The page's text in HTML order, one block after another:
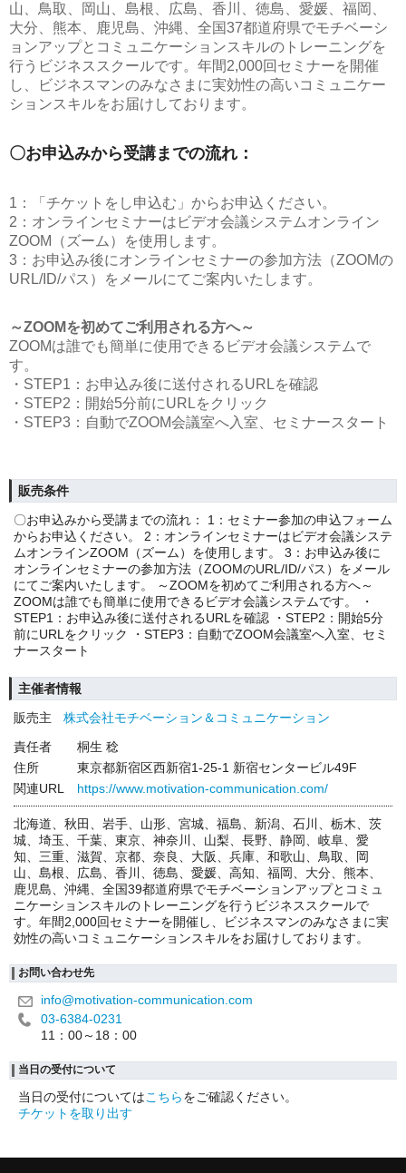
山、鳥取、岡山、島根、広島、香川、徳島、愛媛、福岡、
大分、熊本、鹿児島、沖縄、全国37都道府県でモチベーシ
ョンアップとコミュニケーションスキルのトレーニングを
行うビジネススクールです。年間2,000回セミナーを開催
し、ビジネスマンのみなさまに実効性の高いコミュニケー
ションスキルをお届けしております。
〇お申込みから受講までの流れ：
1：「チケットをし申込む」からお申込ください。
2：オンラインセミナーはビデオ会議システムオンライン
ZOOM（ズーム）を使用します。
3：お申込み後にオンラインセミナーの参加方法（ZOOMの
URL/ID/パス）をメールにてご案内いたします。
～ZOOMを初めてご利用される方へ～
ZOOMは誰でも簡単に使用できるビデオ会議システムで
す。
・STEP1：お申込み後に送付されるURLを確認
・STEP2：開始5分前にURLをクリック
・STEP3：自動でZOOM会議室へ入室、セミナースタート
販売条件
〇お申込みから受講までの流れ： 1：セミナー参加の申込フォーム
からお申込ください。 2：オンラインセミナーはビデオ会議システ
ムオンラインZOOM（ズーム）を使用します。 3：お申込み後に
オンラインセミナーの参加方法（ZOOMのURL/ID/パス）をメール
にてご案内いたします。 ～ZOOMを初めてご利用される方へ～
ZOOMは誰でも簡単に使用できるビデオ会議システムです。 ・
STEP1：お申込み後に送付されるURLを確認 ・STEP2：開始5分
前にURLをクリック ・STEP3：自動でZOOM会議室へ入室、セミ
ナースタート
主催者情報
販売主
株式会社モチベーション＆コミュニケーション
責任者
桐生 稔
住所
東京都新宿区西新宿1-25-1 新宿センタービル49F
関連URL
https://www.motivation-communication.com/
北海道、秋田、岩手、山形、宮城、福島、新潟、石川、栃木、茨
城、埼玉、千葉、東京、神奈川、山梨、長野、静岡、岐阜、愛
知、三重、滋賀、京都、奈良、大阪、兵庫、和歌山、鳥取、岡
山、島根、広島、香川、徳島、愛媛、高知、福岡、大分、熊本、
鹿児島、沖縄、全国39都道府県でモチベーションアップとコミュ
ニケーションスキルのトレーニングを行うビジネススクールで
す。年間2,000回セミナーを開催し、ビジネスマンのみなさまに実
効性の高いコミュニケーションスキルをお届けしております。
お問い合わせ先
info@motivation-communication.com
03-6384-0231
11：00～18：00
当日の受付について
当日の受付についてはこちらをご確認ください。
チケットを取り出す